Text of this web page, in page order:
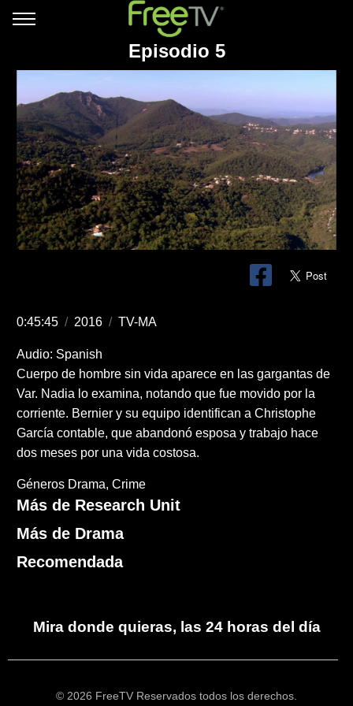
Episodio 5
0:45:45 / 2016 / TV-MA
Audio: Spanish
Cuerpo de hombre sin vida aparece en las gargantas de
Var. Nadia lo examina, notando que fue movido por la
corriente. Bernier y su equipo identifican a Christophe
García contable, que abandonó esposa y trabajo hace
dos meses por una vida costosa.
Géneros Drama Crime
Más de Research Unit
Más de Drama
Recomendada
Mira donde quieras, las 24 horas del día
© 2026 FreeTV Reservados todos los derechos.